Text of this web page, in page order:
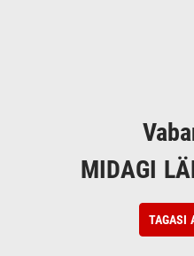
MIDAGI
TAGASI